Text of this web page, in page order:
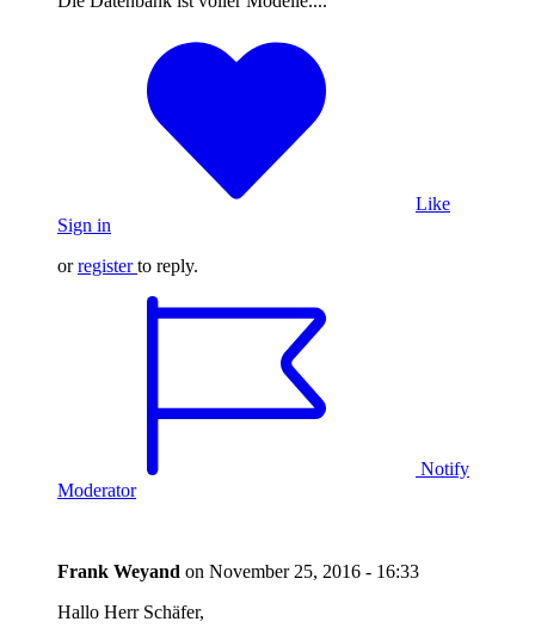
Like
Sign in
orregister to reply.
Notify
Moderator
Frank Weyand on November 25, 2016 - 16:33
Hallo Herr Schäfer,